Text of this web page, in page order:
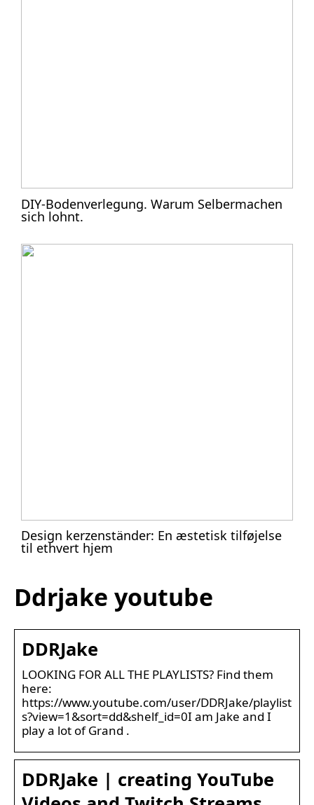
DIY-Bodenverlegung. Warum Selbermachen
sich lohnt.
Design kerzenständer: En æstetisk tilføjelse
til ethvert hjem
Ddrjake youtube
DDRJake
LOOKING FOR ALL THE PLAYLISTS? Find them
here:
https://www.youtube.com/user/DDRJake/playlist
s?view=1&sort=dd&shelf_id=0I am Jake and I
play a lot of Grand .
DDRJake | creating YouTube